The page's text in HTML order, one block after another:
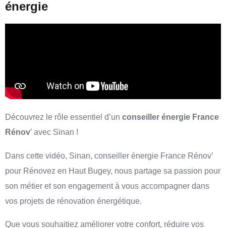
énergie
Découvrez le rôle essentiel d’un conseiller énergie France
Rénov’ avec Sinan !
Dans cette vidéo, Sinan, conseiller énergie France Rénov’
pour Rénovez en Haut Bugey, nous partage sa passion pour
son métier et son engagement à vous accompagner dans
vos projets de rénovation énergétique.
Que vous souhaitiez améliorer votre confort, réduire vos